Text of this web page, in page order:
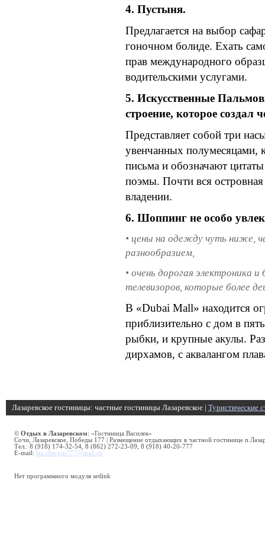
4. Пустыня.
Предлагается на выбор
гоночном болиде. Ехать
прав международного
водительскими услугами.
5. Искусственные
строение, которое создал
Представляет собой три
увенчанных полумесяцами,
письма и обозначают
поэмы. Почти вся
владении.
6. Шоппинг не особо
• цены на одежду чуть ниже,
разнообразием,
• очень дорогая электроника
телевизоров, которые более
В «Dubai Mall» находится
приблизительно с дом в
рыбки, и крупные акулы.
дирхамов, с аквалангом
Лазаревское гостиницы: частные гостиницы Лазаревское | Туристические
© Отдых в Лазаревском: «Гостиница Василек»
Сочи, Лазаревское, Победы 177 | Размещение отдыхающих в частной гостинице
Тел.: 8 (918) 174-32-54, 8 (862) 272-23-09, 8 (918) 40-20-777
E-mail:
laz.chergin777@mail.ru
Нет программного модуля setlink